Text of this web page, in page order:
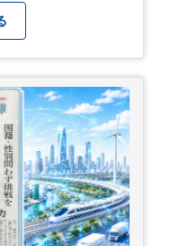
お出かけを楽しむ
素敵な場所です。
。 チュオンさんの
を、みんなで応援
まで本当にありが